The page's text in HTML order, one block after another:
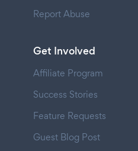
Report Abuse
Get Involved
Affiliate Program
Success Stories
Feature Requests
Guest Blog Post